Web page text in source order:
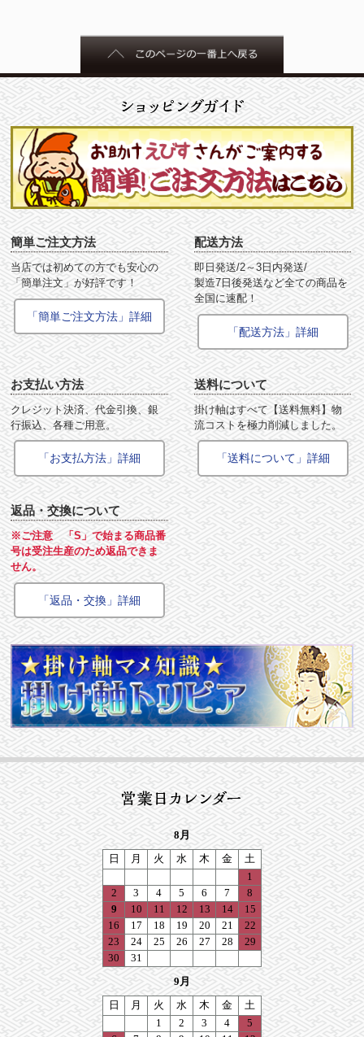
簡単ご注文方法
当店では初めての方でも安心の
「簡単注文」が好評です！
「簡単ご注文方法」詳細
配送方法
即日発送/2～3日内発送/
製造7日後発送など全ての商品を
全国に速配！
「配送方法」詳細
お支払い方法
クレジット決済、代金引換、銀
行振込、各種ご用意。
「お支払方法」詳細
送料について
掛け軸はすべて【送料無料】物
流コストを極力削減しました。
「送料について」詳細
返品・交換について
※ご注意 「S」で始まる商品番
号は受注生産のため返品できま
せん。
「返品・交換」詳細